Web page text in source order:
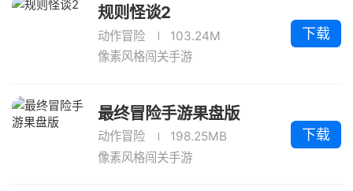
规则怪谈2
动作冒险
103.24M
像素风格闯关手游
下载
最终冒险手游果盘版
动作冒险
198.25MB
像素风格闯关手游
下载